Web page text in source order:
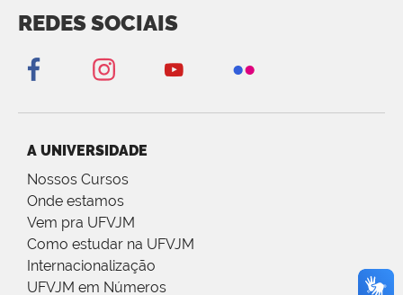
REDES SOCIAIS
A UNIVERSIDADE
Nossos Cursos
Onde estamos
Vem pra UFVJM
Como estudar na UFVJM
Internacionalização
UFVJM em Números